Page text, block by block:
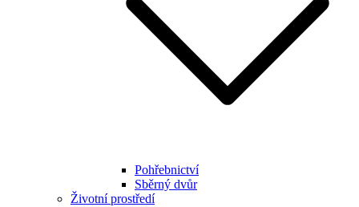
Pohřebnictví
Sběrný dvůr
Životní prostředí